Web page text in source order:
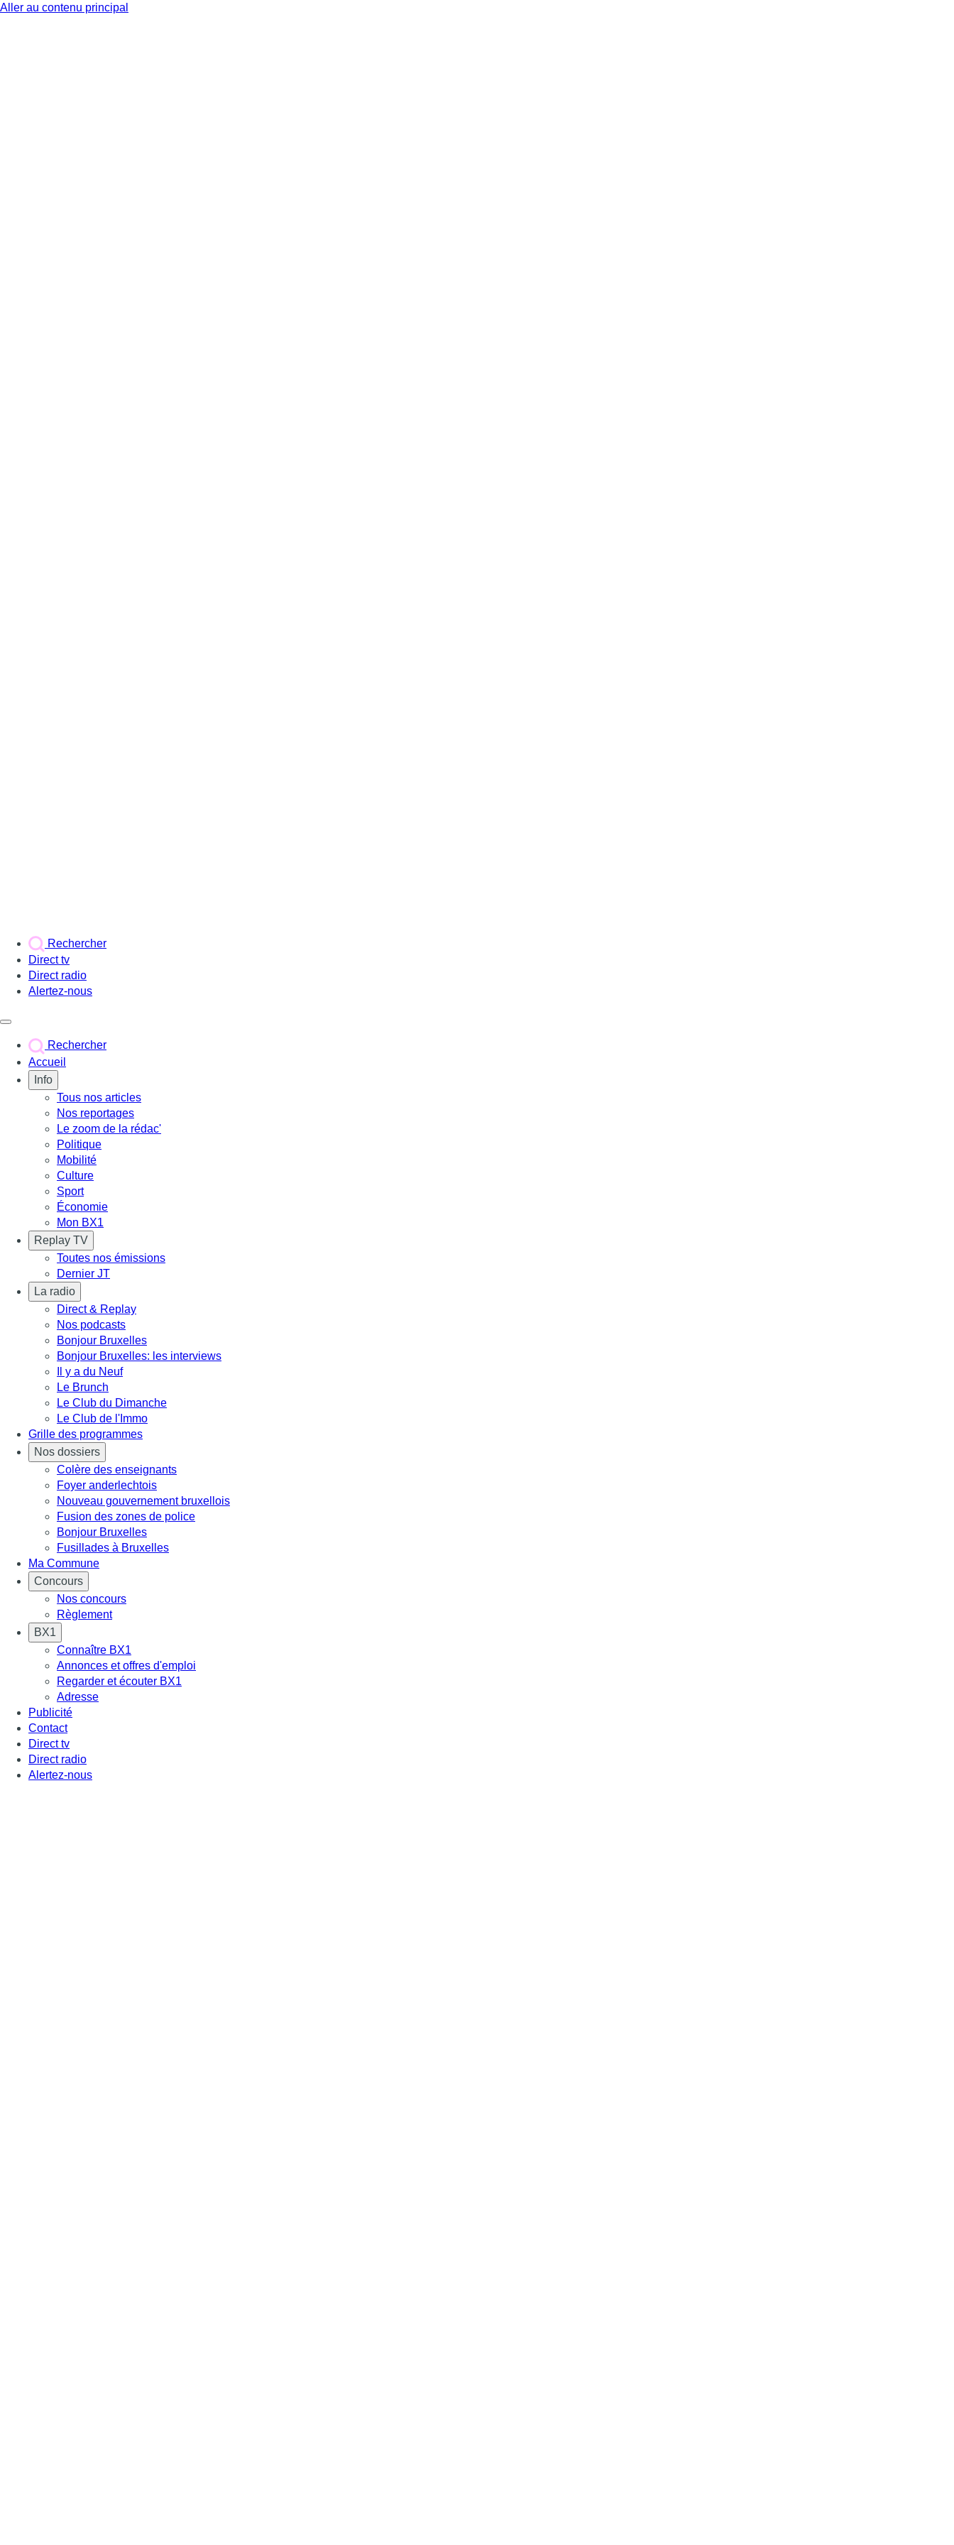
Aller au contenu principal
Rechercher
Direct tv
Direct radio
Alertez-nous
Rechercher
Accueil
Info
Tous nos articles
Nos reportages
Le zoom de la rédac'
Politique
Mobilité
Culture
Sport
Économie
Mon BX1
Replay TV
Toutes nos émissions
Dernier JT
La radio
Direct & Replay
Nos podcasts
Bonjour Bruxelles
Bonjour Bruxelles: les interviews
Il y a du Neuf
Le Brunch
Le Club du Dimanche
Le Club de l'Immo
Grille des programmes
Nos dossiers
Colère des enseignants
Foyer anderlechtois
Nouveau gouvernement bruxellois
Fusion des zones de police
Bonjour Bruxelles
Fusillades à Bruxelles
Ma Commune
Concours
Nos concours
Règlement
BX1
Connaître BX1
Annonces et offres d'emploi
Regarder et écouter BX1
Adresse
Publicité
Contact
Direct tv
Direct radio
Alertez-nous